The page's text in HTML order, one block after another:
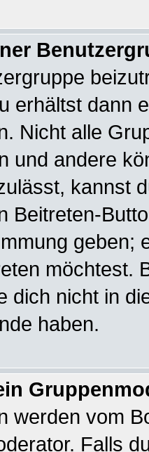
erhältst dann
Nicht alle
und andere
kannst
Beitreten-
geben;
möchtest.
dich nicht in
haben.
werden vom
Falls